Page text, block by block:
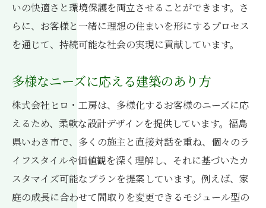
いの快適さと環境保護を両立させることができます。さ
らに、お客様と一緒に理想の住まいを形にするプロセス
を通じて、持続可能な社会の実現に貢献しています。
多様なニーズに応える建築のあり方
株式会社ヒロ・工房は、多様化するお客様のニーズに応
えるため、柔軟な設計デザインを提供しています。福島
県いわき市で、多くの施主と直接対話を重ね、個々のラ
イフスタイルや価値観を深く理解し、それに基づいたカ
スタマイズ可能なプランを提案しています。例えば、家
庭の成長に合わせて間取りを変更できるモジュール型の